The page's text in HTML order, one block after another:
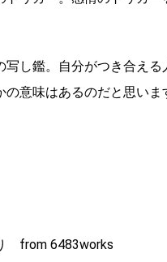
写し鑑。自分がつき合え
の意味はあるのだと思い
from 6483works